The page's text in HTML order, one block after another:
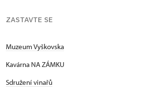
ZASTAVTE SE
Muzeum Vyškovska
Kavárna NA ZÁMKU
Sdružení vinařů